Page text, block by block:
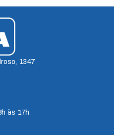
1347
às 17h